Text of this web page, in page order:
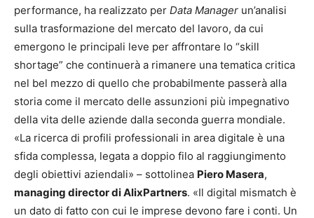
performance, ha realizzato per Data Manager un’analisi
sulla trasformazione del mercato del lavoro, da cui
emergono le principali leve per affrontare lo “skill
shortage” che continuerà a rimanere una tematica critica
nel bel mezzo di quello che probabilmente passerà alla
storia come il mercato delle assunzioni più impegnativo
della vita delle aziende dalla seconda guerra mondiale.
«La ricerca di profili professionali in area digitale è una
sfida complessa, legata a doppio filo al raggiungimento
degli obiettivi aziendali» – sottolinea Piero Masera,
managing director di AlixPartners. «Il digital mismatch è
un dato di fatto con cui le imprese devono fare i conti. Un